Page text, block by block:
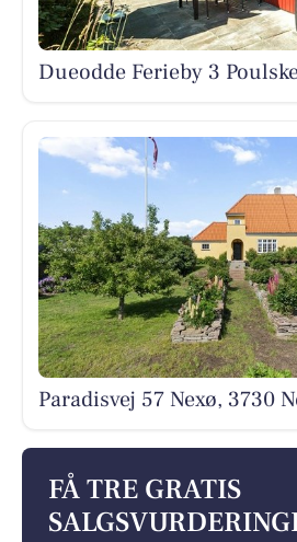
Dueodde Ferieby 3
Paradisvej 57 Nexø, 3730
FÅ TRE GRATIS